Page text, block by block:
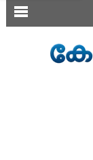
SECTIONS